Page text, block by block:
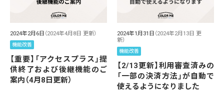
2024年2月6日 （2024年4月8日 更新）
機能改善
【重要】「アクセスプラス」提
供終了および後継機能のご
案内（4月8日更新）
2024年1月31日 （2024年2月13日 更
新）
機能改善
【2/13更新】利用審査済みの
「一部の決済方法」が自動で
使えるようになりました